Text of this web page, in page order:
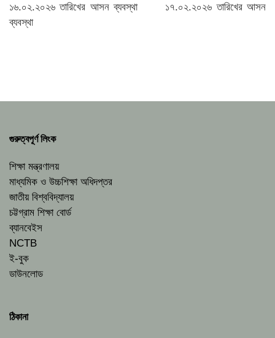
১৬.০২.২০২৬ তারিখের আসন ব্যবস্থা
১৭.০২.২০২৬ তারিখের আসন
ব্যবস্থা
গুরুত্বপূর্ণ লিংক
শিক্ষা মন্ত্রণালয়
মাধ্যমিক ও উচ্চশিক্ষা অধিদপ্তর
জাতীয় বিশ্ববিদ্যালয়
চট্টগ্রাম শিক্ষা বোর্ড
ব্যানবেইস
NCTB
ই-বুক
ডাউনলোড
ঠিকানা